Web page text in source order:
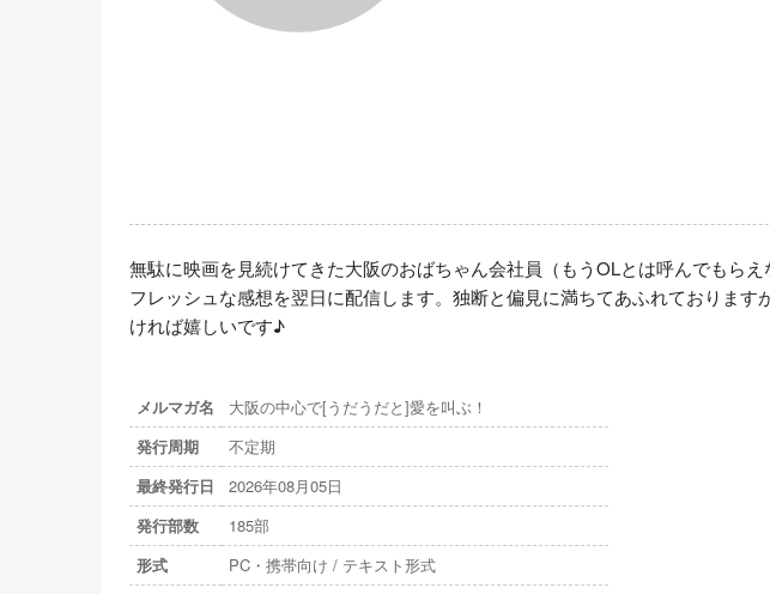
無駄に映画を見続けてきた大阪のおばちゃん会社員（もうOLとは呼んでもら
フレッシュな感想を翌日に配信します。独断と偏見に満ちてあふれております
ければ嬉しいです♪
メルマガ名
大阪の中心で[うだうだと]愛を叫ぶ！
発行周期
不定期
最終発行日
2026年08月05日
発行部数
185部
形式
PC・携帯向け / テキスト形式